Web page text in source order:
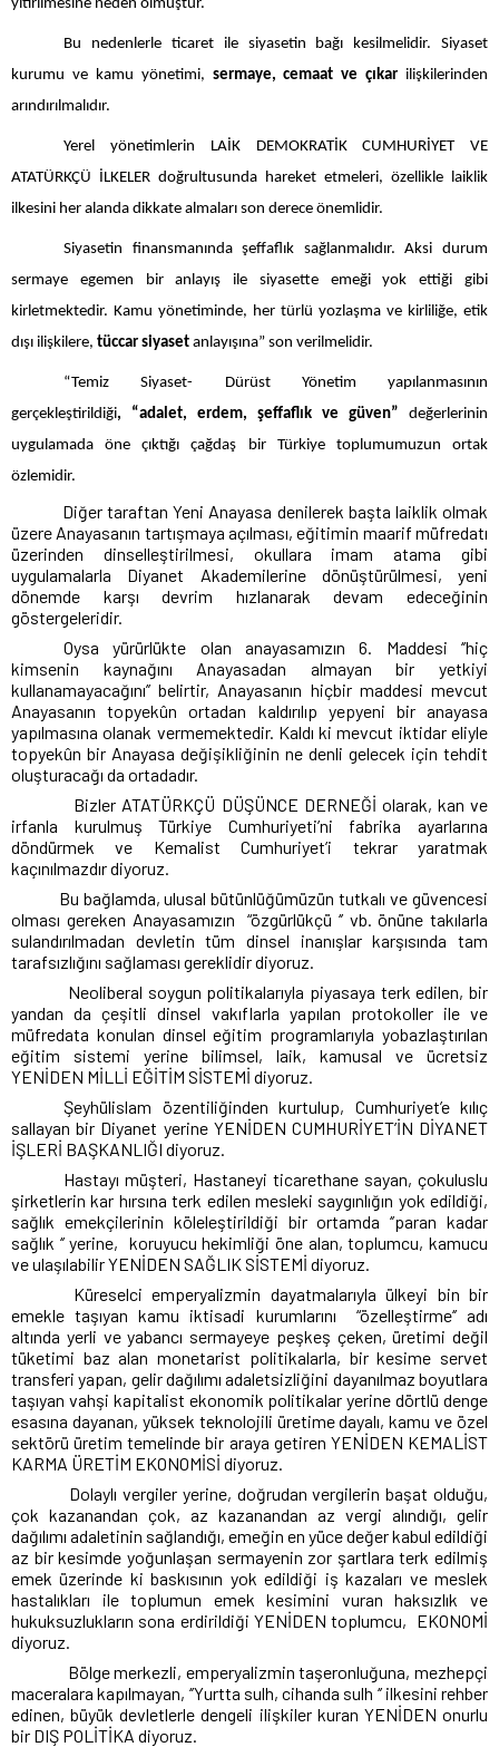
yitirilmesine neden olmuştur.
Bu nedenlerle ticaret ile siyasetin bağı kesilmelidir. Siyaset
kurumu ve kamu yönetimi, sermaye, cemaat ve çıkar ilişkilerinden
arındırılmalıdır.
Yerel yönetimlerin LAİK DEMOKRATİK CUMHURİYET VE
ATATÜRKÇÜ İLKELER doğrultusunda hareket etmeleri, özellikle laiklik
ilkesini her alanda dikkate almaları son derece önemlidir.
Siyasetin finansmanında şeffaflık sağlanmalıdır. Aksi durum
sermaye egemen bir anlayış ile siyasette emeği yok ettiği gibi
kirletmektedir. Kamu yönetiminde, her türlü yozlaşma ve kirliliğe, etik
dışı ilişkilere, tüccar siyaset anlayışına” son verilmelidir.
“Temiz Siyaset- Dürüst Yönetim yapılanmasının
gerçekleştirildiği, “adalet, erdem, şeffaflık ve güven” değerlerinin
uygulamada öne çıktığı çağdaş bir Türkiye toplumumuzun ortak
özlemidir.
Diğer taraftan Yeni Anayasa denilerek başta laiklik olmak
üzere Anayasanın tartışmaya açılması, eğitimin maarif müfredatı
üzerinden dinselleştirilmesi, okullara imam atama gibi
uygulamalarla Diyanet Akademilerine dönüştürülmesi, yeni
dönemde karşı devrim hızlanarak devam edeceğinin
göstergeleridir.
Oysa yürürlükte olan anayasamızın 6. Maddesi ‘’hiç
kimsenin kaynağını Anayasadan almayan bir yetkiyi
kullanamayacağını’’ belirtir, Anayasanın hiçbir maddesi mevcut
Anayasanın topyekûn ortadan kaldırılıp yepyeni bir anayasa
yapılmasına olanak vermemektedir. Kaldı ki mevcut iktidar eliyle
topyekûn bir Anayasa değişikliğinin ne denli gelecek için tehdit
oluşturacağı da ortadadır.
Bizler ATATÜRKÇÜ DÜŞÜNCE DERNEĞİ olarak, kan ve
irfanla kurulmuş Türkiye Cumhuriyeti’ni fabrika ayarlarına
döndürmek ve Kemalist Cumhuriyet’i tekrar yaratmak
kaçınılmazdır diyoruz.
Bu bağlamda, ulusal bütünlüğümüzün tutkalı ve güvencesi
olması gereken Anayasamızın
“özgürlükçü ‘’ vb. önüne takılarla
sulandırılmadan devletin tüm dinsel inanışlar karşısında tam
tarafsızlığını sağlaması gereklidir diyoruz.
Neoliberal soygun politikalarıyla piyasaya terk edilen, bir
yandan da çeşitli dinsel vakıflarla yapılan protokoller ile ve
müfredata konulan dinsel eğitim programlarıyla yobazlaştırılan
eğitim sistemi yerine bilimsel, laik, kamusal ve ücretsiz
YENİDEN MİLLİ EĞİTİM SİSTEMİ diyoruz.
Şeyhülislam özentiliğinden kurtulup, Cumhuriyet’e kılıç
sallayan bir Diyanet yerine YENİDEN CUMHURİYET’İN DİYANET
İŞLERİ BAŞKANLIĞI diyoruz.
Hastayı müşteri, Hastaneyi ticarethane sayan, çokuluslu
şirketlerin kar hırsına terk edilen mesleki saygınlığın yok edildiği,
sağlık emekçilerinin köleleştirildiği bir ortamda ‘’paran kadar
sağlık ‘’ yerine, koruyucu hekimliği öne alan, toplumcu, kamucu
ve ulaşılabilir YENİDEN SAĞLIK SİSTEMİ diyoruz.
Küreselci emperyalizmin dayatmalarıyla ülkeyi bin bir
emekle taşıyan kamu iktisadi kurumlarını
“özelleştirme‘’ adı
altında yerli ve yabancı sermayeye peşkeş çeken, üretimi değil
tüketimi baz alan monetarist politikalarla, bir kesime servet
transferi yapan, gelir dağılımı adaletsizliğini dayanılmaz boyutlara
taşıyan vahşi kapitalist ekonomik politikalar yerine dörtlü denge
esasına dayanan, yüksek teknolojili üretime dayalı, kamu ve özel
sektörü üretim temelinde bir araya getiren YENİDEN KEMALİST
KARMA ÜRETİM EKONOMİSİ diyoruz.
Dolaylı vergiler yerine, doğrudan vergilerin başat olduğu,
çok kazanandan çok, az kazanandan az vergi alındığı, gelir
dağılımı adaletinin sağlandığı, emeğin en yüce değer kabul edildiği
az bir kesimde yoğunlaşan sermayenin zor şartlara terk edilmiş
emek üzerinde ki baskısının yok edildiği iş kazaları ve meslek
hastalıkları ile toplumun emek kesimini vuran haksızlık ve
hukuksuzlukların sona erdirildiği YENİDEN toplumcu, EKONOMİ
diyoruz.
Bölge merkezli, emperyalizmin taşeronluğuna, mezhepçi
maceralara kapılmayan, ‘’Yurtta sulh, cihanda sulh ‘’ ilkesini rehber
edinen, büyük devletlerle dengeli ilişkiler kuran YENİDEN onurlu
bir DIŞ POLİTİKA diyoruz.